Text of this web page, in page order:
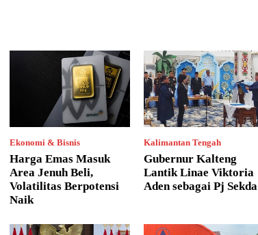
Ekonomi & Bisnis
Harga Emas Masuk
Area Jenuh Beli,
Volatilitas Berpotensi
Naik
Kalimantan Tengah
Gubernur Kalteng
Lantik Linae Viktoria
Aden sebagai Pj Sekda